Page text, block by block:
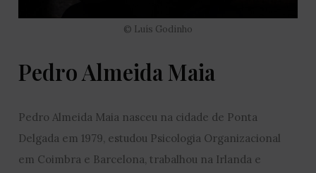
© Luís Godinho
Pedro Almeida Maia
Pedro Almeida Maia nasceu na cidade de Ponta
Delgada em 1979, estudou Psicologia Organizacional
em Coimbra e Barcelona, trabalhou na Irlanda e